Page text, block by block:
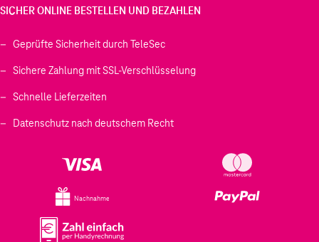
SICHER ONLINE BESTELLEN UND BEZAHLEN
Geprüfte Sicherheit durch TeleSec
Sichere Zahlung mit SSL-Verschlüsselung
Schnelle Lieferzeiten
Datenschutz nach deutschem Recht
Nachnahme